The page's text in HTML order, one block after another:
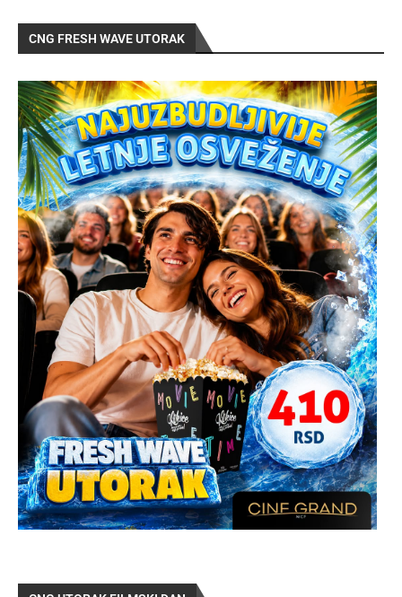
CNG FRESH WAVE UTORAK